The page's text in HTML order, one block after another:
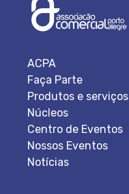
ACPA
Faça Parte
Produtos e serviços
Núcleos
Centro de Eventos
Nossos Eventos
Notícias